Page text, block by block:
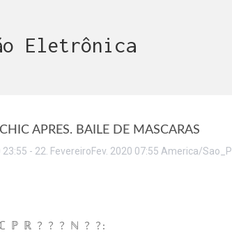
APRES. BAILE DE MASCARAS
23:55 - 22 FevereiroFev. 2020 07:55 America/
ℙ ℝ ? ? ? ℕ ? ?: